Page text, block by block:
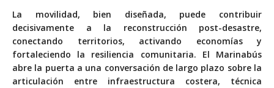
La movilidad, bien diseñada, puede contribuir
decisivamente a la reconstrucción post-desastre,
conectando territorios, activando economías y
fortaleciendo la resiliencia comunitaria. El Marinabús
abre la puerta a una conversación de largo plazo sobre la
articulación entre infraestructura costera, técnica